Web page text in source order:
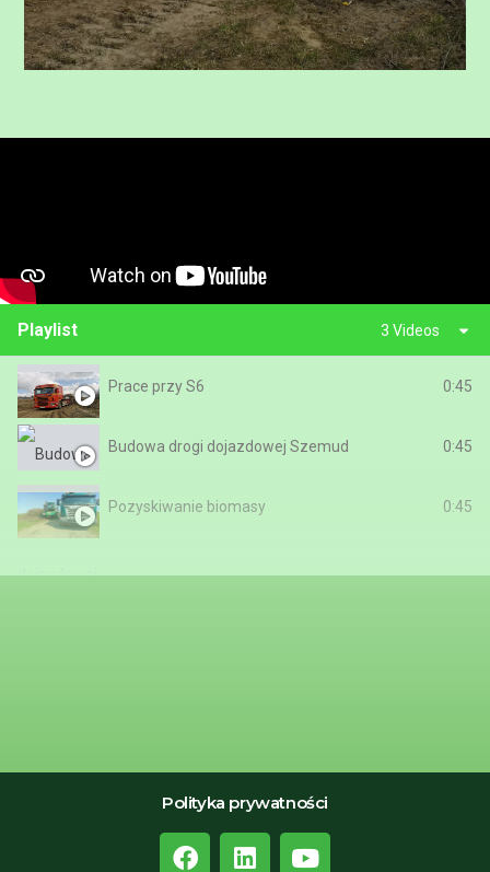
Playlist 3 Videos
Prace przy S6 0:45
Budowa drogi dojazdowej Szemud 0:45
Pozyskiwanie biomasy 0:45
Polityka prywatności